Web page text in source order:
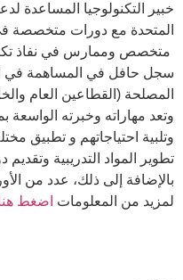
خبير التكنولوجيا المساعدة
المتحدة مع دورات متخصصة فى
متخصص وممارس في نفاذ
سجل حافل في المساهمة في
المصلحة (القطاعين العام
وتعد مهاراته وخبرته
وتلبية احتياجاتهم و تطبيق
تطوير المواد التدريبية
بالإضافة إلى ذلك، عدد من
لمزيد من المعلومات اضغط